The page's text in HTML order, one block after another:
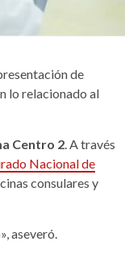
de
lo relacionado al
Centro 2 . A través
Nacional de
consulares y
aseveró.